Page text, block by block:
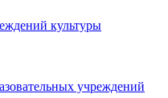
культуры
учреждений